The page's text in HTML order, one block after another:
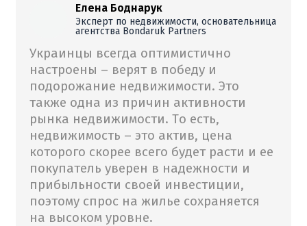
Елена Боднарук
Эксперт по недвижимости, основательница
агентства Bondaruk Partners
Украинцы всегда оптимистично
настроены – верят в победу и
подорожание недвижимости. Это
также одна из причин активности
рынка недвижимости. То есть,
недвижимость – это актив, цена
которого скорее всего будет расти и ее
покупатель уверен в надежности и
прибыльности своей инвестиции,
поэтому спрос на жилье сохраняется
на высоком уровне.